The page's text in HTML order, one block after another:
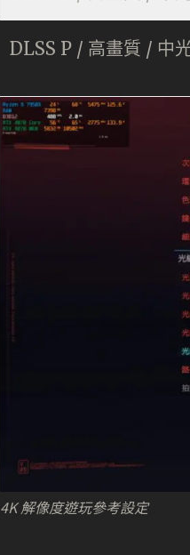
DLSS P / 高畫質 / 中
4K 解像度遊玩參考設定